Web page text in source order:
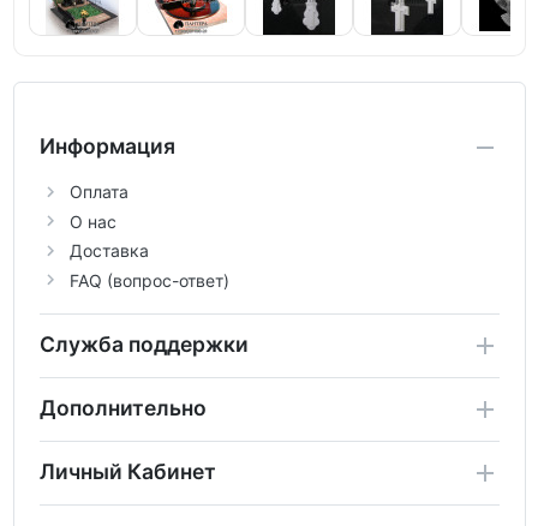
Информация
Оплата
О нас
Доставка
FAQ (вопрос-ответ)
Служба поддержки
Дополнительно
Личный Кабинет